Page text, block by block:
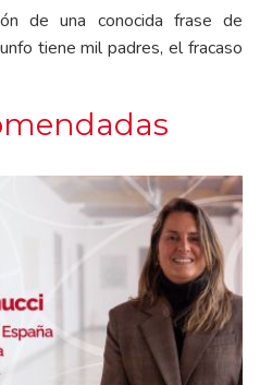
de una conocida frase de
tiene mil padres, el fracaso